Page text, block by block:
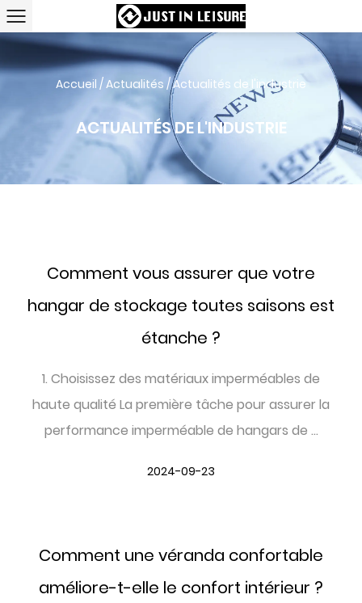
Accueil /Actualités /Actualités de l'industrie
ACTUALITÉS DE L'INDUSTRIE
Comment vous assurer que votre
hangar de stockage toutes saisons est
étanche ?
1. Choisissez des matériaux imperméables de
haute qualité La première tâche pour assurer la
performance imperméable de hangars de ...
2024-09-23
Comment une véranda confortable
améliore-t-elle le confort intérieur ?